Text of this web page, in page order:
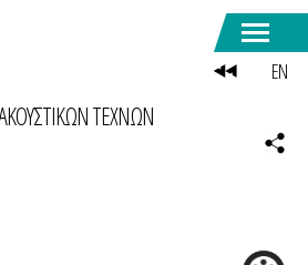
ΤΕΧΝΩΝ
EN